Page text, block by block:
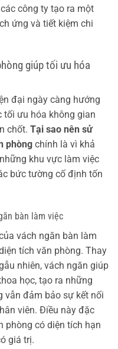
công ty tạo ra một
ứng và tiết kiệm chi
giúp tối ưu hóa
đại ngày càng hướng
tối ưu hóa không gian
chốt. Tại sao nên sử
phòng chính là vì khả
khu vực làm việc
bức tường cố định tốn
bàn làm việc
vách ngăn bàn làm
tích văn phòng. Thay
nhiên, vách ngăn giúp
học, tạo ra những
vẫn đảm bảo sự kết nối
viên. Điều này đặc
phòng có diện tích hạn
giá trị.